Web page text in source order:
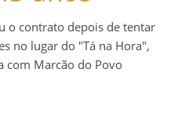
o contrato depois de tentar
no lugar do "Tá na Hora",
com Marcão do Povo